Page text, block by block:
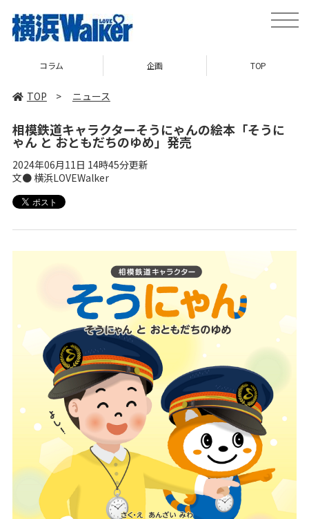
toggle
コラム 企画 TOP
TOP > ニュース
相模鉄道キャラクターそうにゃんの絵本「そうに
ゃん と おともだちのゆめ」発売
2024年06月11日 14時45分更新
文● 横浜LOVEWalker